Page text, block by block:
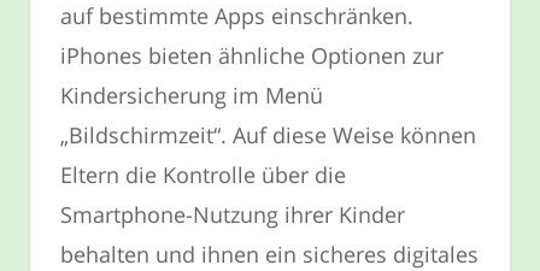
auf bestimmte Apps einschränken.
iPhones bieten ähnliche Optionen zur
Kindersicherung im Menü
„Bildschirmzeit“. Auf diese Weise können
Eltern die Kontrolle über die
Smartphone-Nutzung ihrer Kinder
behalten und ihnen ein sicheres digitales